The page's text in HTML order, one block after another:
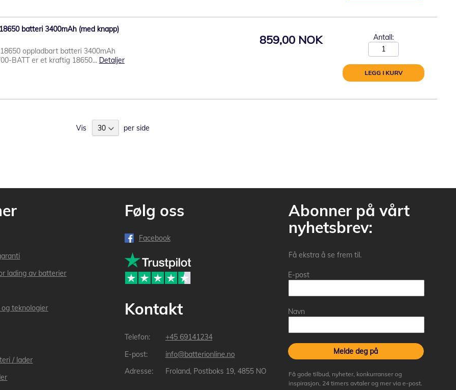
batteri 3400mAh (med knapp)
oppladbart batteri 3400mAh
BATT er et kraftig 18650... Detaljer
859,00 NOK Antall:
LEGG I KURV
Vis per side
lading av batterier
teknologier
/ lader
Følg oss
Facebook
Kontakt
+45 69141234
info@batterionline.no
Froland, Postboks 19, 4855 NO
Abonner på vårt
nyhetsbrev:
Få ekstra å se frem til.
E-post
Navn
Melde deg på
Få gode tilbud, nyheter, konkurranser og
inspirasjon, 24 timers avtaler og mer via e-post.